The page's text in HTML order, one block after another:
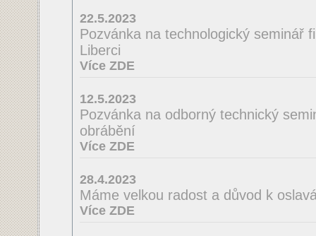
22.5.2023
Pozvánka na technologický seminář
Liberci
Více ZDE
12.5.2023
Pozvánka na odborný technický
obrábění
Více ZDE
28.4.2023
Máme velkou radost a důvod k
Více ZDE